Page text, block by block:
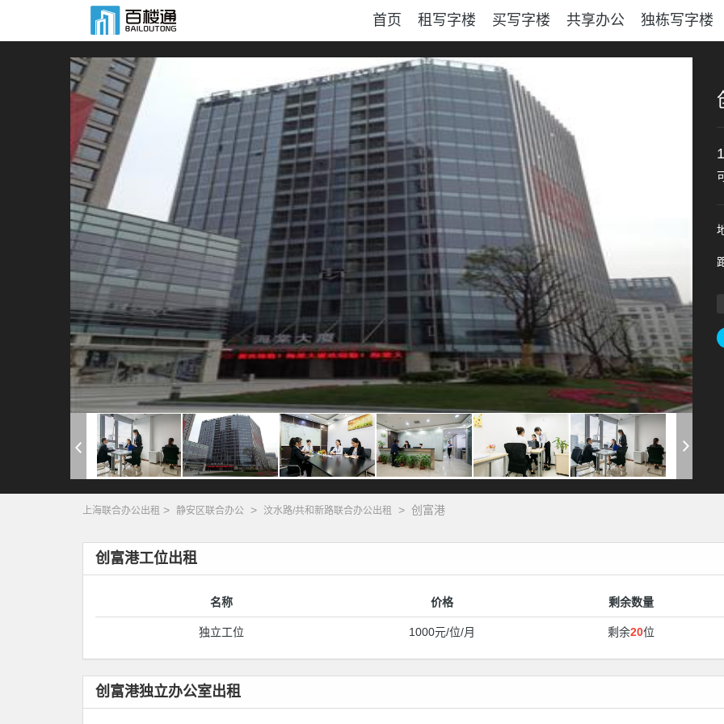
首页 租写字楼 买写字楼 共享办公 独栋写字楼
上海联合办公出租 > 静安区联合办公 > 汶水路/共和新路联合办公出租 > 创富港
创富港工位出租
名称 价格 剩余数量
独立工位 1000元/位/月 剩余20位
创富港独立办公室出租